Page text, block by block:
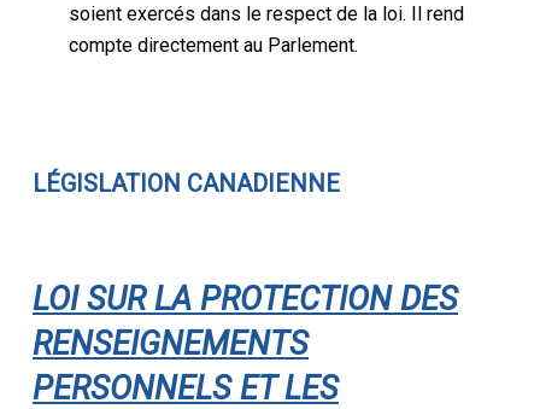
soient exercés dans le respect de la loi. Il rend
compte directement au Parlement.
LÉGISLATION CANADIENNE
LOI SUR LA PROTECTION DES
RENSEIGNEMENTS
PERSONNELS ET LES